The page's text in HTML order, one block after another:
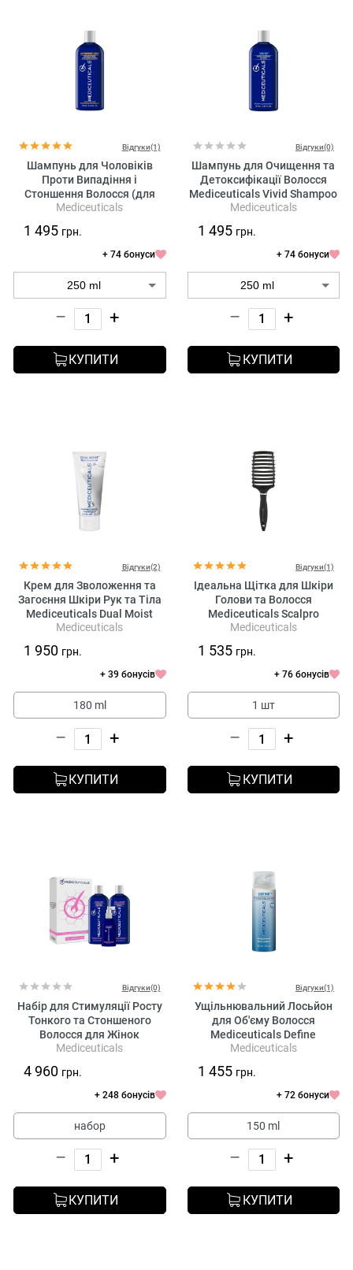
Відгуки(1)
Шампунь для Чоловіків
Проти Випадіння і
Стоншення Волосся (для
Сухого Волосся та Шкіри
Hydroclenz Shampoo
Mediceuticals
1 495 грн.
+ 74 бонуси
– +
КУПИТИ
Відгуки(0)
Шампунь для Очищення та
Детоксифікації Волосся
Mediceuticals Vivid Shampoo
Mediceuticals
1 495 грн.
+ 74 бонуси
– +
КУПИТИ
Відгуки(2)
Крем для Зволоження та
Загоєння Шкіри Рук та Тіла
Mediceuticals Dual Moist
Moisturizing Cream
Mediceuticals
1 950 грн.
+ 39 бонусів
180 ml
– +
КУПИТИ
Відгуки(1)
Ідеальна Щітка для Шкіри
Голови та Волосся
Mediceuticals Scalpro
Smoothing & Detangling
Mediceuticals
1 535 грн.
+ 76 бонусів
1 шт
– +
КУПИТИ
Відгуки(0)
Набір для Стимуляції Росту
Тонкого та Стоншеного
Волосся для Жінок
Mediceuticals Advanced Hair
Mediceuticals
4 960 грн.
+ 248 бонусів
набор
– +
КУПИТИ
Відгуки(1)
Ущільнювальний Лосьйон
для Об'єму Волосся
Mediceuticals Define
Thickening Lotion
Mediceuticals
1 455 грн.
+ 72 бонуси
150 ml
– +
КУПИТИ